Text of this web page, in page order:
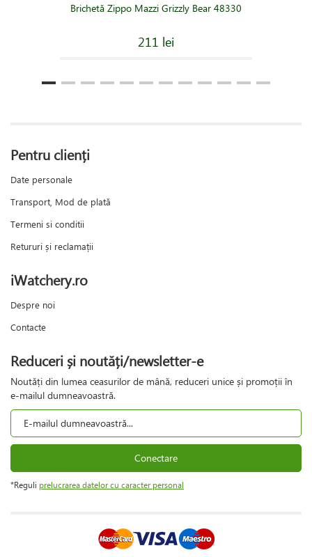
Brichetă Zippo Mazzi Grizzly Bear 48330
211 lei
Pentru clienți
Date personale
Transport, Mod de plată
Termeni si conditii
Retururi și reclamații
iWatchery.ro
Despre noi
Contacte
Reduceri și noutăți/newsletter-e
Noutăți din lumea ceasurilor de mână, reduceri unice și promoții în
e-mailul dumneavoastră.
Conectare
*Reguli prelucrarea datelor cu caracter personal